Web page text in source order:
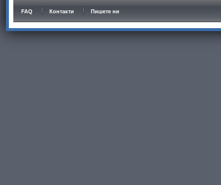
FAQ Контакти Пишете ни